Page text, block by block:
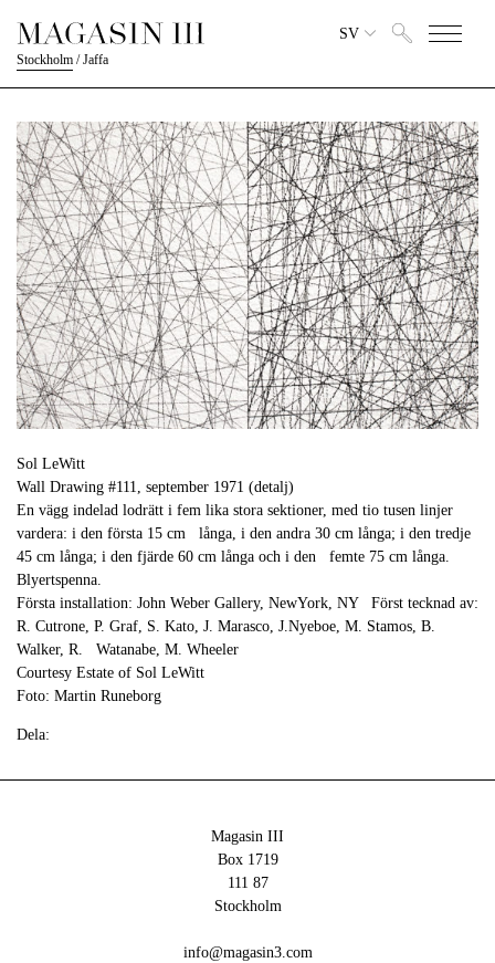
Stockholm /Jaffa
SV
Sol LeWitt
Wall Drawing #111, september 1971 (detalj)
En vägg indelad lodrätt i fem lika stora sektioner, med tio tusen linjer
vardera: i den första 15 cm långa, i den andra 30 cm långa; i den tredje
45 cm långa; i den fjärde 60 cm långa och i den femte 75 cm långa.
Blyertspenna.
Första installation: John Weber Gallery, NewYork, NY Först tecknad av:
R. Cutrone, P. Graf, S. Kato, J. Marasco, J.Nyeboe, M. Stamos, B.
Walker, R. Watanabe, M. Wheeler
Courtesy Estate of Sol LeWitt
Foto: Martin Runeborg
Dela:
Magasin III
Box 1719
111 87
Stockholm
info@magasin3.com